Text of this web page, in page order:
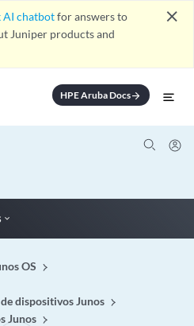
AI chatbotfor answers to
Juniper products and
close
HPE Aruba Docsarrow_forward
OS
dispositivos Junos
Junos